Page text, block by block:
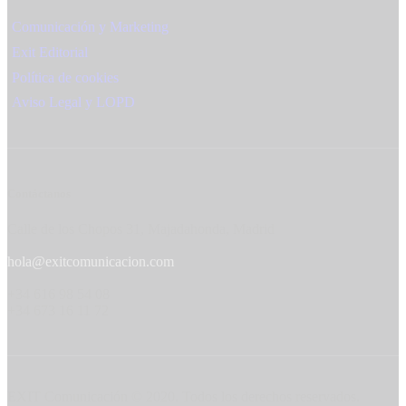
Comunicación y Marketing
Exit Editorial
Política de cookies
Aviso Legal y LOPD
hola@exitcomunicacion.com